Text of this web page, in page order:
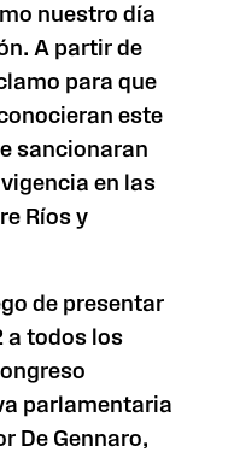
nuestro día
A partir de
para que
este
sancionaran
en las
Ríos y
de presentar
a todos los
parlamentaria
De Gennaro,